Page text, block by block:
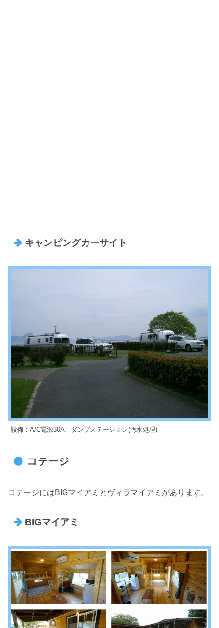
キャンピングカーサイト
設備：A/C電源30A、ダンプステーション(汚水処理)
コテージ
コテージにはBIGマイアミとヴィラマイアミがあります。
BIGマイアミ